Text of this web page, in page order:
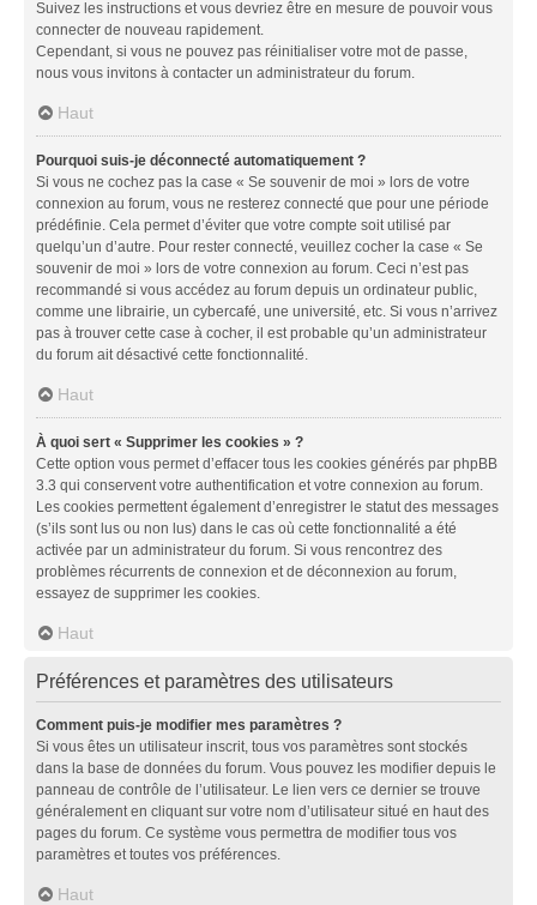
Suivez les instructions et vous devriez être en mesure de pouvoir vous
connecter de nouveau rapidement.
Cependant, si vous ne pouvez pas réinitialiser votre mot de passe,
nous vous invitons à contacter un administrateur du forum.
Haut
Pourquoi suis-je déconnecté automatiquement ?
Si vous ne cochez pas la case « Se souvenir de moi » lors de votre
connexion au forum, vous ne resterez connecté que pour une période
prédéfinie. Cela permet d’éviter que votre compte soit utilisé par
quelqu’un d’autre. Pour rester connecté, veuillez cocher la case « Se
souvenir de moi » lors de votre connexion au forum. Ceci n’est pas
recommandé si vous accédez au forum depuis un ordinateur public,
comme une librairie, un cybercafé, une université, etc. Si vous n’arrivez
pas à trouver cette case à cocher, il est probable qu’un administrateur
du forum ait désactivé cette fonctionnalité.
Haut
À quoi sert « Supprimer les cookies » ?
Cette option vous permet d’effacer tous les cookies générés par phpBB
3.3 qui conservent votre authentification et votre connexion au forum.
Les cookies permettent également d’enregistrer le statut des messages
(s’ils sont lus ou non lus) dans le cas où cette fonctionnalité a été
activée par un administrateur du forum. Si vous rencontrez des
problèmes récurrents de connexion et de déconnexion au forum,
essayez de supprimer les cookies.
Haut
Préférences et paramètres des utilisateurs
Comment puis-je modifier mes paramètres ?
Si vous êtes un utilisateur inscrit, tous vos paramètres sont stockés
dans la base de données du forum. Vous pouvez les modifier depuis le
panneau de contrôle de l’utilisateur. Le lien vers ce dernier se trouve
généralement en cliquant sur votre nom d’utilisateur situé en haut des
pages du forum. Ce système vous permettra de modifier tous vos
paramètres et toutes vos préférences.
Haut